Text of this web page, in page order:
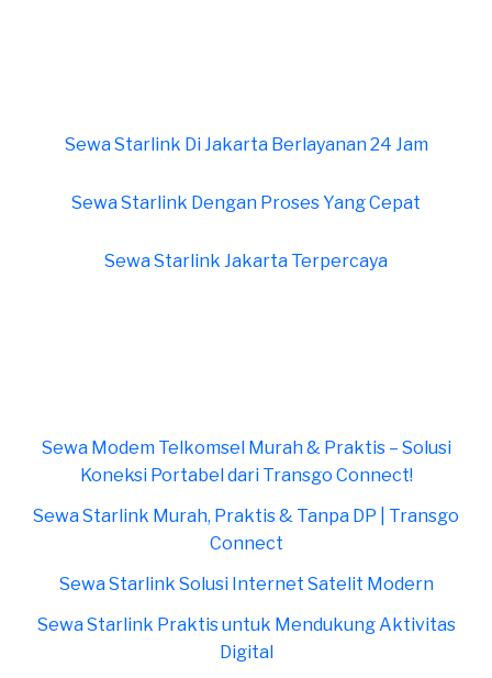
Sewa Starlink Di Jakarta Berlayanan 24 Jam
Sewa Starlink Dengan Proses Yang Cepat
Sewa Starlink Jakarta Terpercaya
Sewa Modem Telkomsel Murah & Praktis – Solusi
Koneksi Portabel dari Transgo Connect!
Sewa Starlink Murah, Praktis & Tanpa DP | Transgo
Connect
Sewa Starlink Solusi Internet Satelit Modern
Sewa Starlink Praktis untuk Mendukung Aktivitas
Digital